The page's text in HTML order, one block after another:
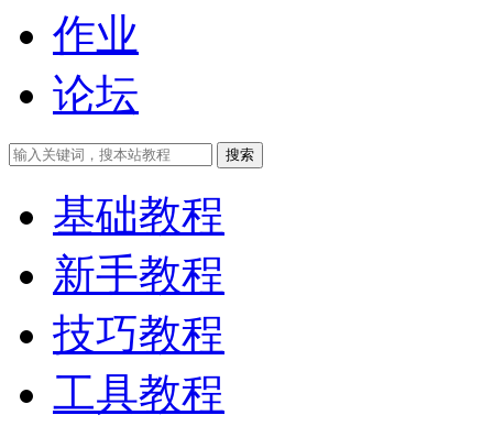
作业
论坛
搜索
基础教程
新手教程
技巧教程
工具教程